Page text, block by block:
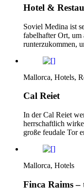
Hotel &
Soviel Medina ist
fabelhafter Ort, um
runterzukommen,
Mallorca, Hotels,
Cal Reiet
In der Cal Reiet
herrschaftlich
große feudale Tor
Mallorca, Hotels
Finca Raims –